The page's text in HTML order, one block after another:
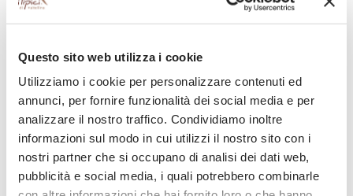
Questo sito web utilizza i cookie
Utilizziamo i cookie per personalizzare contenuti ed
annunci, per fornire funzionalità dei social media e per
analizzare il nostro traffico. Condividiamo inoltre
informazioni sul modo in cui utilizzi il nostro sito con i
nostri partner che si occupano di analisi dei dati web,
pubblicità e social media, i quali potrebbero combinarle
Ogni wurstel offre un gusto ricco e avvolgente, che
richiama la tradizione e l’amore per una cucina
questi wurstel tipici si sono diffusi e fatti amare in
tutta Europa e nel mondo con il loro aspetto
caratteristico e la loro fragranza genuina.
Come cucinarli e quando mangiarli
I wurstel Frankfurter non si cuociono in padella, ma
la tradizione vuole che vengano bolliti in pentola o